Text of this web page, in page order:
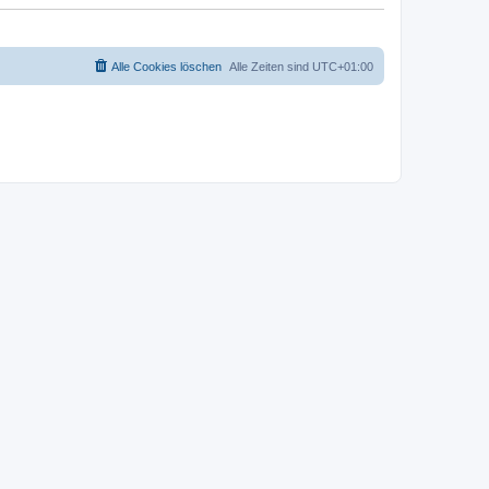
Alle Zeiten sind UTC+01:00
Alle Cookies löschen